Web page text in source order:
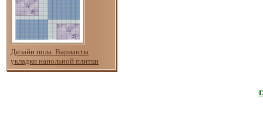
Дизайн пола. Варианты
укладки напольной плитки